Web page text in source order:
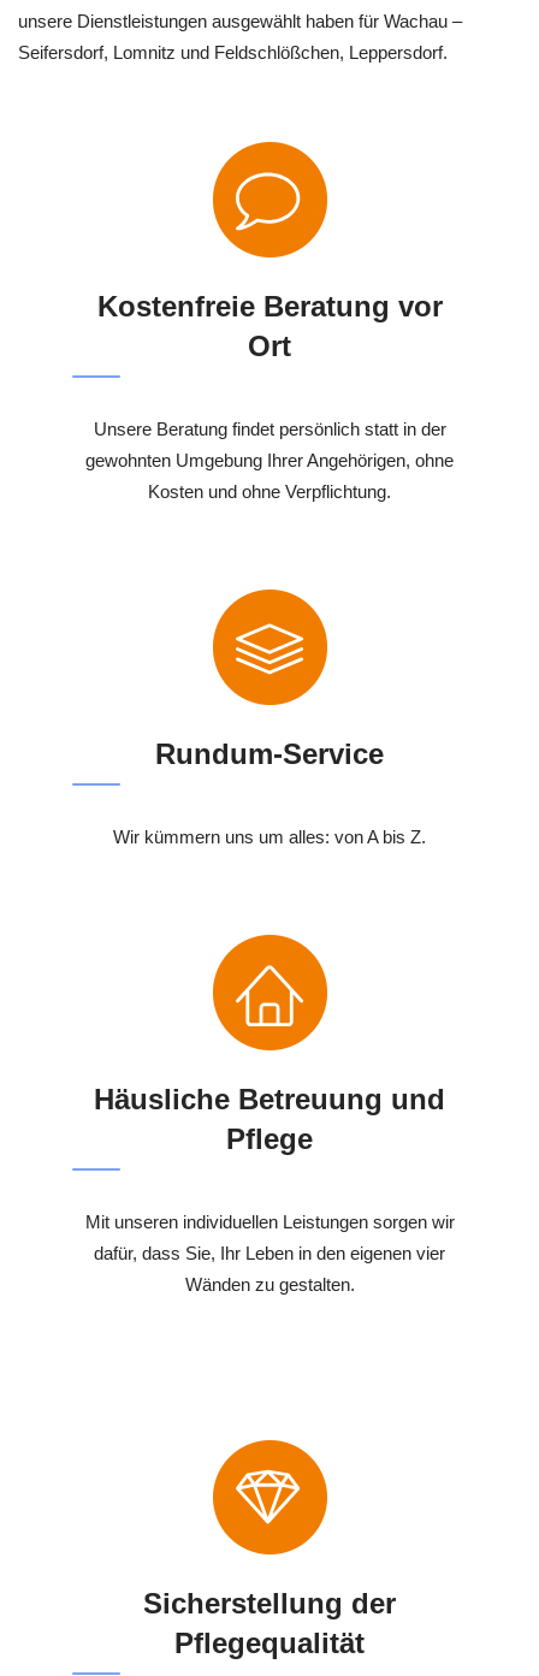
unsere Dienstleistungen ausgewählt haben für Wachau –
Seifersdorf, Lomnitz und Feldschlößchen, Leppersdorf.
Kostenfreie Beratung vor
Ort
Unsere Beratung findet persönlich statt in der
gewohnten Umgebung Ihrer Angehörigen, ohne
Kosten und ohne Verpflichtung.
Rundum-Service
Wir kümmern uns um alles: von A bis Z.
Häusliche Betreuung und
Pflege
Mit unseren individuellen Leistungen sorgen wir
dafür, dass Sie, Ihr Leben in den eigenen vier
Wänden zu gestalten.
Sicherstellung der
Pflegequalität